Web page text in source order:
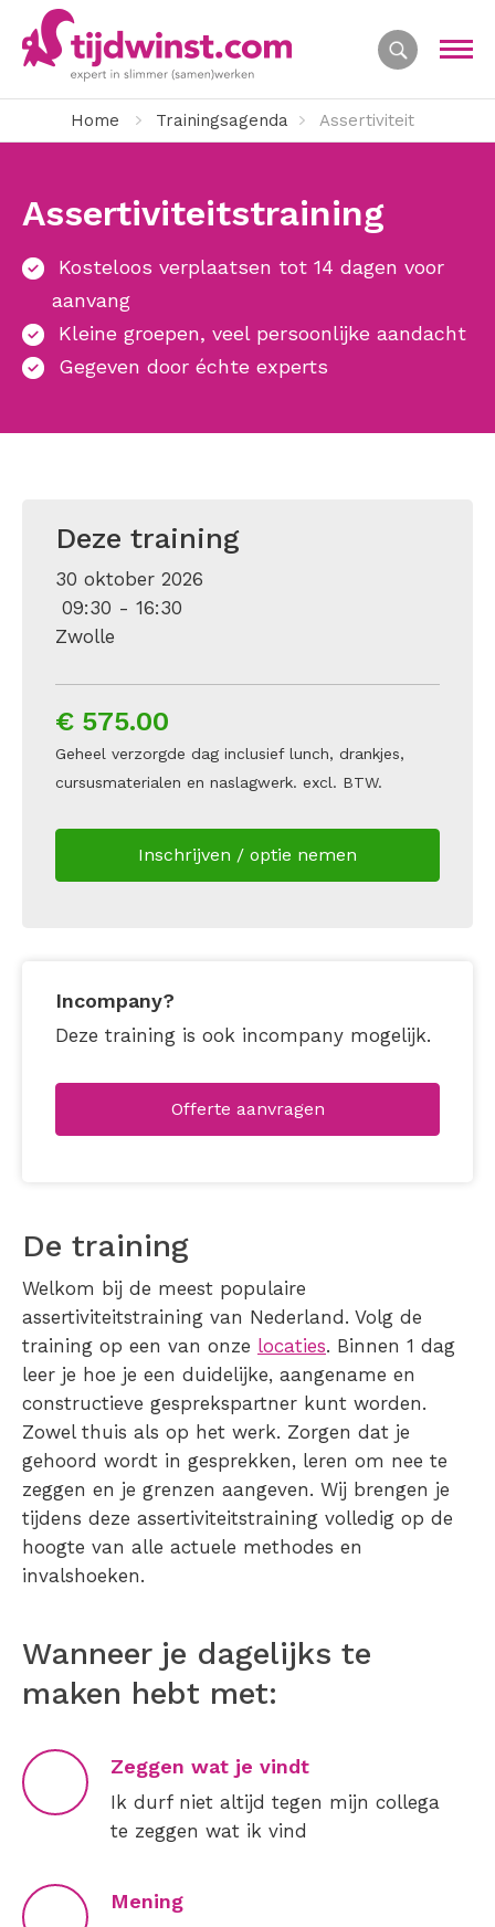
Home Trainingsagenda Assertiviteit
Assertiviteitstraining
Kosteloos verplaatsen tot 14 dagen voor
aanvang
Kleine groepen, veel persoonlijke aandacht
Gegeven door échte experts
De training
Welkom bij de meest populaire
assertiviteitstraining van Nederland. Volg de
training op een van onze locaties. Binnen 1 dag
leer je hoe je een duidelijke, aangename en
constructieve gesprekspartner kunt worden.
Zowel thuis als op het werk. Zorgen dat je
gehoord wordt in gesprekken, leren om nee te
zeggen en je grenzen aangeven. Wij brengen je
tijdens deze assertiviteitstraining volledig op de
hoogte van alle actuele methodes en
invalshoeken.
Wanneer je dagelijks te
maken hebt met:
Zeggen wat je vindt
Ik durf niet altijd tegen mijn collega
te zeggen wat ik vind
Mening
Deze training
30 oktober 2026
09:30 - 16:30
Zwolle
€ 575.00
Geheel verzorgde dag inclusief lunch, drankjes,
cursusmaterialen en naslagwerk. excl. BTW.
Inschrijven / optie nemen
Incompany?
Deze training is ook incompany mogelijk.
Offerte aanvragen